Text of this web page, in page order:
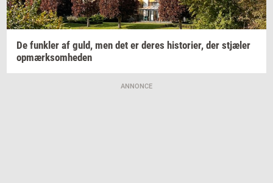
De funk­ler af guld, men det er deres hi­sto­ri­er, der stjæ­ler
op­mærk­som­he­den
ANNONCE